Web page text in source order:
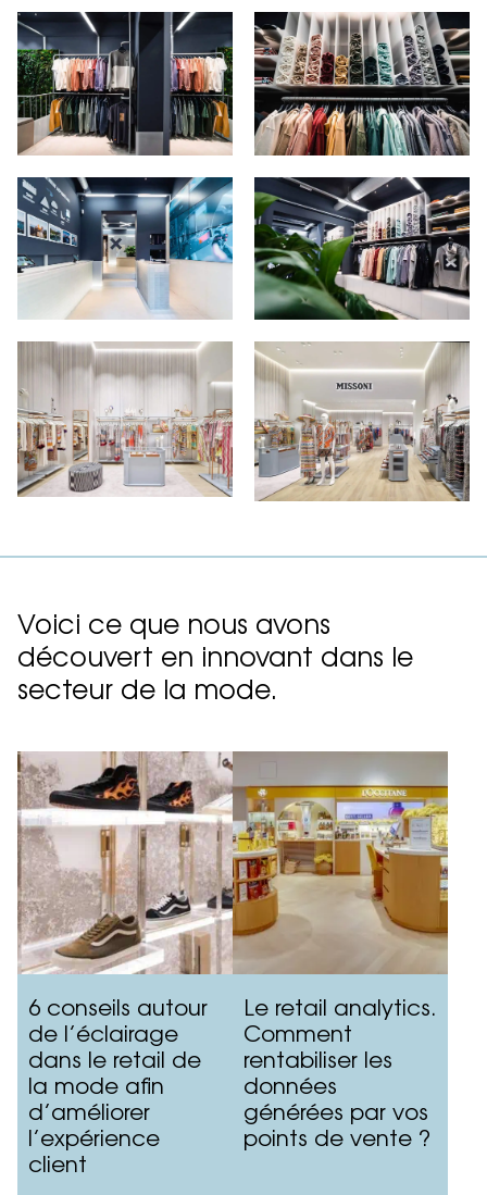
Voici ce que nous avons
découvert en innovant dans le
secteur de la mode.
6 conseils autour
de l’éclairage
dans le retail de
la mode afin
d’améliorer
l’expérience
client
Le retail analytics.
Comment
rentabiliser les
données
générées par vos
points de vente ?